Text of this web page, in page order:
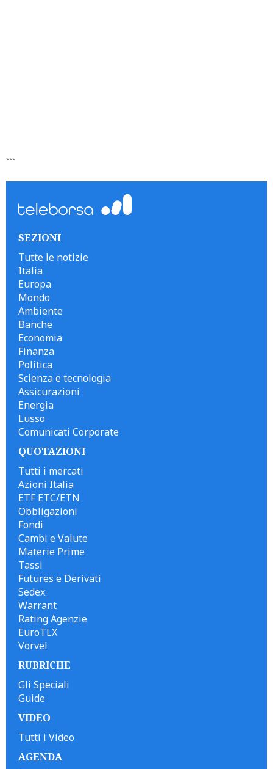
```
SEZIONI
Tutte le notizie
Italia
Europa
Mondo
Ambiente
Banche
Economia
Finanza
Politica
Scienza e tecnologia
Assicurazioni
Energia
Lusso
Comunicati Corporate
QUOTAZIONI
Tutti i mercati
Azioni Italia
ETF ETC/ETN
Obbligazioni
Fondi
Cambi e Valute
Materie Prime
Tassi
Futures e Derivati
Sedex
Warrant
Rating Agenzie
EuroTLX
Vorvel
RUBRICHE
Gli Speciali
Guide
VIDEO
Tutti i Video
AGENDA